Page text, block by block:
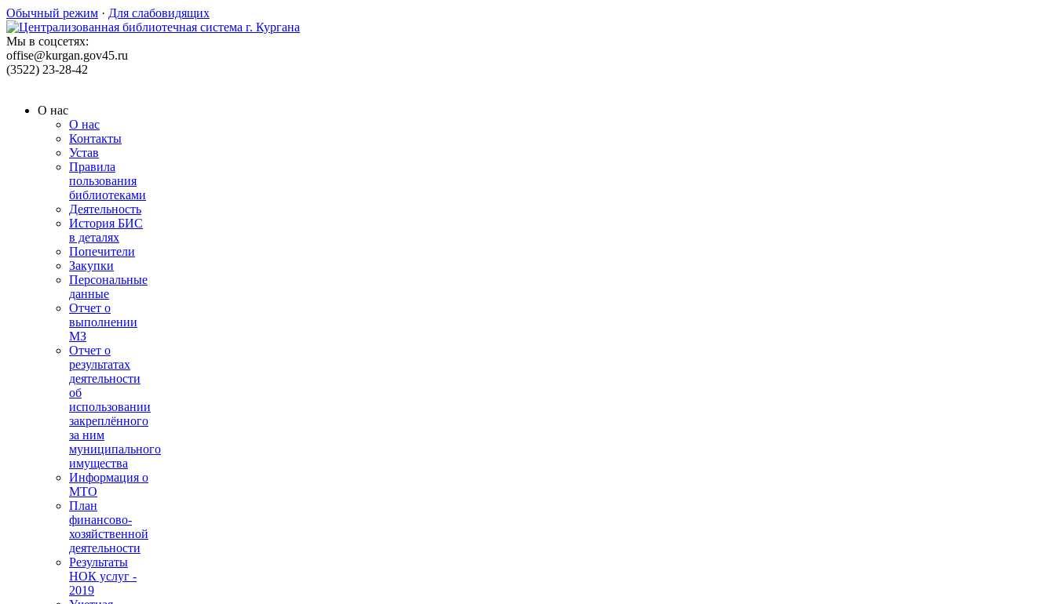
Обычный режим · Для слабовидящих
Мы в соцсетях:
offise@kurgan.gov45.ru
(3522) 23-28-42
О нас
О нас
Контакты
Устав
Правила
пользования
библиотеками
Деятельность
История БИС
в деталях
Попечители
Закупки
Персональные
данные
Отчет о
выполнении
МЗ
Отчет о
результатах
деятельности
об
использовании
закреплённого
за ним
муниципального
имущества
Информация о
МТО
План
финансово-
хозяйственной
деятельности
Результаты
НОК услуг -
2019